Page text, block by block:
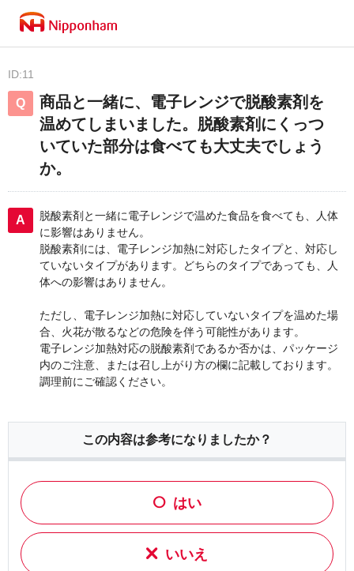
ID:11
商品と一緒に、電子レンジで脱酸素剤を
温めてしまいました。脱酸素剤にくっつ
いていた部分は食べても大丈夫でしょう
か。
脱酸素剤と一緒に電子レンジで温めた食品を食べても、人体
に影響はありません。
脱酸素剤には、電子レンジ加熱に対応したタイプと、対応し
ていないタイプがあります。どちらのタイプであっても、人
体への影響はありません。
ただし、電子レンジ加熱に対応していないタイプを温めた場
合、火花が散るなどの危険を伴う可能性があります。
電子レンジ加熱対応の脱酸素剤であるか否かは、パッケージ
内のご注意、または召し上がり方の欄に記載しております。
調理前にご確認ください。
この内容は参考になりましたか？
はい
いいえ